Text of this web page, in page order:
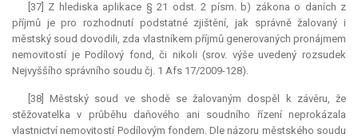
[37] Z hlediska aplikace § 21 odst. 2 písm. b) zákona o daních z
příjmů je pro rozhodnutí podstatné zjištění, jak správně žalovaný i
městský soud dovodili, zda vlastníkem příjmů generovaných pronájmem
nemovitostí je Podílový fond, či nikoli (srov. výše uvedený rozsudek
Nejvyššího správního soudu čj. 1 Afs 17/2009-128).
[38] Městský soud ve shodě se žalovaným dospěl k závěru, že
stěžovatelka v průběhu daňového ani soudního řízení neprokázala
vlastnictví nemovitostí Podílovým fondem. Dle názoru městského soudu